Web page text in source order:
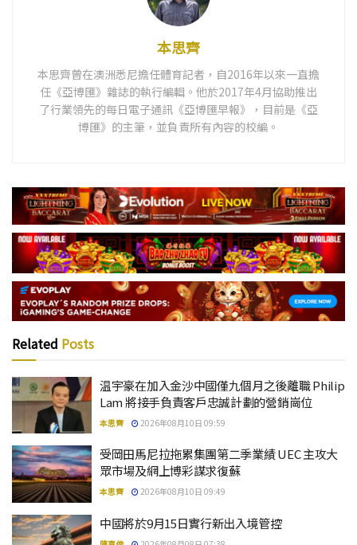
本思齊
本思齊曾在澳洲悉尼擔任體育記者，自2016年以來一直擔
任《亞博匯》雜誌的執行編輯。他於2017年4月協助推出
了行業領先的每日電子通訊《亞博匯早報》，目前是《亞
博匯》的主筆，並負責所有內容的校編。
Related Posts
温宇豪在加入金沙中國僅九個月之後離職 Philip
Lam 將接手負責客戶忠誠計劃的營銷崗位
本思齊 2026年08月10日 09:59
受岡田馬尼拉拖累集團第二季業績 UEC 主攻大
眾市場及網上博彩謀求復蘇
本思齊 2026年08月10日 09:49
中國將於9月15日實行新出入境管控